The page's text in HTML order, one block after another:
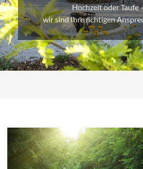
Hochzeit oder Taufe
wir sind Ihre richtigen